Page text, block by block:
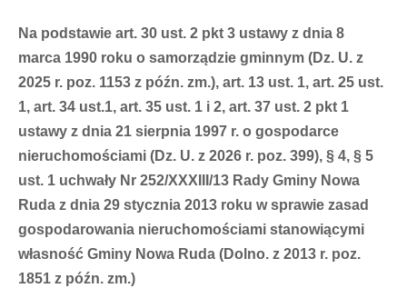
Na podstawie art. 30 ust. 2 pkt 3 ustawy z dnia 8
marca 1990 roku o samorządzie gminnym (Dz. U. z
2025 r. poz. 1153 z późn. zm.), art. 13 ust. 1, art. 25 ust.
1, art. 34 ust.1, art. 35 ust. 1 i 2, art. 37 ust. 2 pkt 1
ustawy z dnia 21 sierpnia 1997 r. o gospodarce
nieruchomościami (Dz. U. z 2026 r. poz. 399), § 4, § 5
ust. 1 uchwały Nr 252/XXXIII/13 Rady Gminy Nowa
Ruda z dnia 29 stycznia 2013 roku w sprawie zasad
gospodarowania nieruchomościami stanowiącymi
własność Gminy Nowa Ruda (Dolno. z 2013 r. poz.
1851 z późn. zm.)